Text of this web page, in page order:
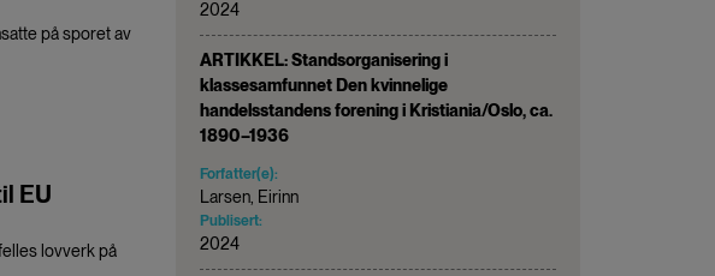
på sporet av
EU
lovverk på
2024
ARTIKKEL: Standsorganisering i
klassesamfunnet Den kvinnelige
handelsstandens forening i Kristiania/Oslo, ca.
1890–1936
Forfatter(e):
Larsen, Eirinn
Publisert:
2024